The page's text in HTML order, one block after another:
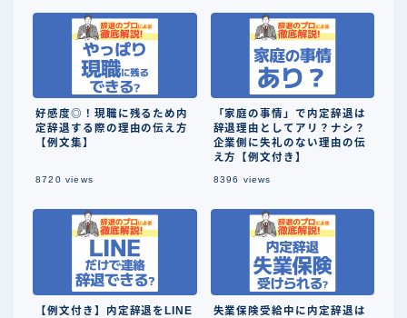
好感度◎！現職に残るため内
定辞退する際の理由の伝え方
【例文集】
8720 views
「家庭の事情」で内定辞退は
辞退理由としてアリ？ナシ？
企業側に失礼のない理由の伝
え方【例文付き】
8396 views
【例文付き】内定辞退をLINE
失業保険受給中に内定辞退は